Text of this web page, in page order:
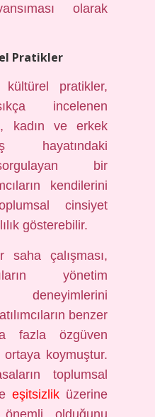
olarak
Pratikler
pratikler,
incelenen
kadın ve erkek
hayatındaki
bir
kendilerini
cinsiyet
gösterebilir.
saha çalışması,
yönetim
deneyimlerini
benzer
fazla özgüven
ortaya koymuştur.
toplumsal
eşitsizliküzerine
olduğunu